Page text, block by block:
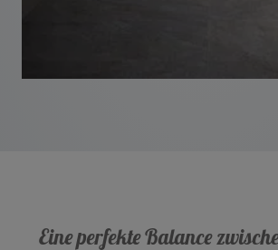
Eine perfekte Balance